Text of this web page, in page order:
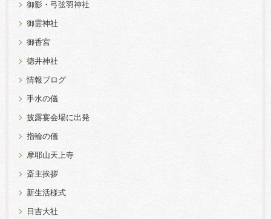
御影・弓弦羽神社
御霊神社
御香宮
徳井神社
情報ブログ
手水の儀
披露宴会場に出発
指輪の儀
摩耶山天上寺
斎主挨拶
新生活様式
日吉大社